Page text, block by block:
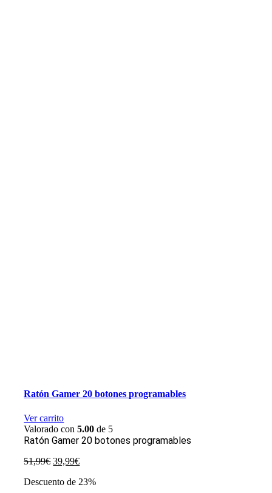
Ratón Gamer 20 botones programables
Ver carrito
Valorado con5.00 de 5
Ratón Gamer 20 botones programables
51,99€ El
original
39,99€El
actual
Descuento de 23%